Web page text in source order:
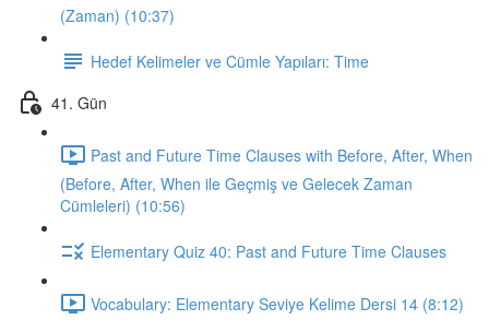
(Zaman) (10:37)
Hedef Kelimeler ve Cümle Yapıları: Time
41. Gün
Past and Future Time Clauses with Before, After, When
(Before, After, When ile Geçmiş ve Gelecek Zaman
Cümleleri) (10:56)
Elementary Quiz 40: Past and Future Time Clauses
Vocabulary: Elementary Seviye Kelime Dersi 14 (8:12)